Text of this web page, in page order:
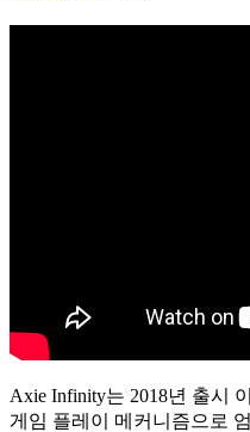
Axie Infinity는 2018년 출시
게임 플레이 메커니즘으로